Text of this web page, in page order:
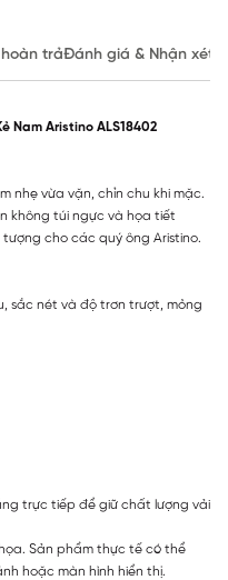
trảĐánh giá & Nhận xét
Nam Aristino ALS18402
nhẹ vừa vặn, chỉn chu khi mặc.
không túi ngực và họa tiết
cho các quý ông Aristino.
sắc nét và độ trơn trượt, mỏng
trực tiếp để giữ chất lượng vải
Sản phẩm thực tế có thể
hoặc màn hình hiển thị.